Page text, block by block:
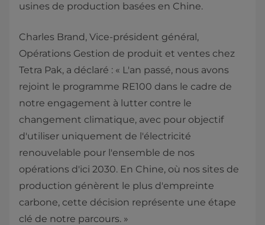
usines de production basées en Chine.
Charles Brand, Vice-président général,
Opérations Gestion de produit et ventes chez
Tetra Pak, a déclaré : « L'an passé, nous avons
rejoint le programme RE100 dans le cadre de
notre engagement à lutter contre le
changement climatique, avec pour objectif
d'utiliser uniquement de l'électricité
renouvelable pour l'ensemble de nos
opérations d'ici 2030. En Chine, où nos sites de
production génèrent le plus d'empreinte
carbone, cette décision représente une étape
clé de notre parcours. »